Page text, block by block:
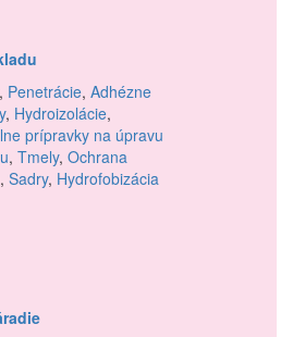
, Penetrácie, Adhézne
, Hydroizolácie,
prípravky na úpravu
, Tmely, Ochrana
, Sadry, Hydrofobizácia